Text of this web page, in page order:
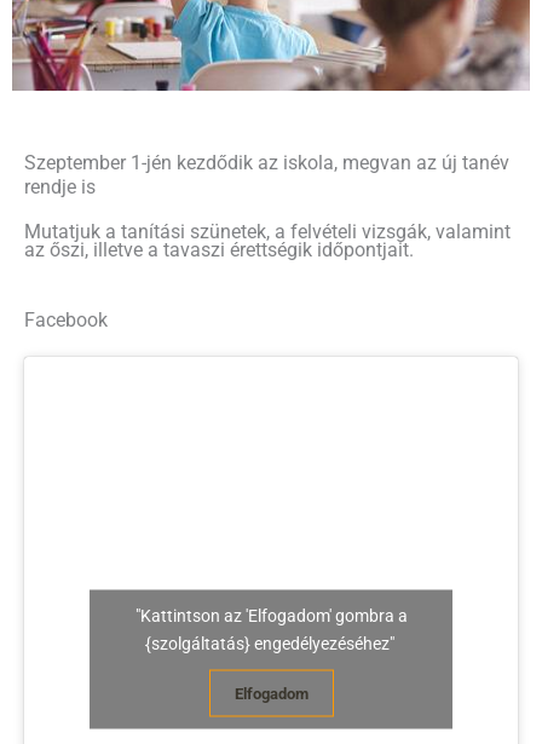
Szeptember 1-jén kezdődik az iskola, megvan az új tanév
rendje is
Mutatjuk a tanítási szünetek, a felvételi vizsgák, valamint
az őszi, illetve a tavaszi érettségik időpontjait.
Facebook
"Kattintson az 'Elfogadom' gombra a
{szolgáltatás} engedélyezéséhez"
Elfogadom